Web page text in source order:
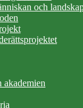
och
akademien